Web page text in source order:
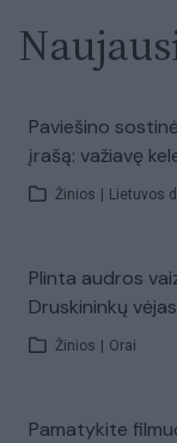
Paviešino
įrašą: važiavę
Žinios Lietuvos
Plinta audros
Druskininkų
Žinios Orai
Pamatykite